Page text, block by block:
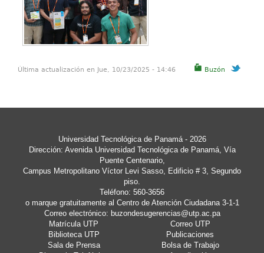
Buzón
Última actualización en Jue, 10/23/2025 - 14:46
Universidad Tecnológica de Panamá- 2026
Dirección: Avenida Universidad Tecnológica de Panamá, Vía
Puente Centenario,
Campus Metropolitano Víctor Levi Sasso, Edificio # 3, Segundo
piso.
Teléfono: 560-3656
o marque gratuitamente al Centro de Atención Ciudadana 3-1-1
Correo electrónico: buzondesugerencias@utp.ac.pa
Matrícula UTP
Correo UTP
Biblioteca UTP
Publicaciones
Sala de Prensa
Bolsa de Trabajo